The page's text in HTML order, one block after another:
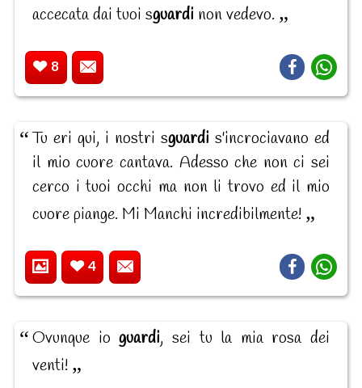
accecata dai tuoi sguardi non vedevo.
8
Tu eri qui, i nostri sguardi s'incrociavano ed
il mio cuore cantava. Adesso che non ci sei
cerco i tuoi occhi ma non li trovo ed il mio
cuore piange. Mi Manchi incredibilmente!
4
Ovunque ioguardi, sei tu la mia rosa dei
venti!